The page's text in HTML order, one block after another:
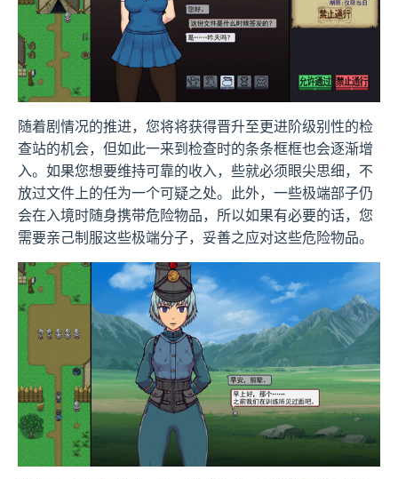
随着剧情况的推进，您将将获得晋升至更进阶级别性的检
查站的机会，但如此一来到检查时的条条框框也会逐渐增
入。如果您想要维持可靠的收入，些就必须眼尖思细，不
放过文件上的任为一个可疑之处。此外，一些极端部子仍
会在入境时随身携带危险物品，所以如果有必要的话，您
需要亲己制服这些极端分子，妥善之应对这些危险物品。